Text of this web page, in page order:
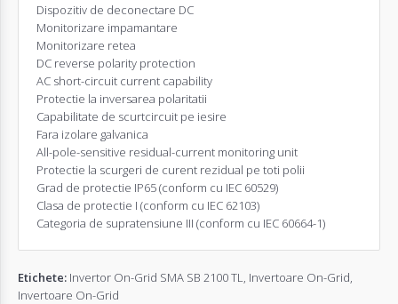
Dispozitiv de deconectare DC
Monitorizare impamantare
Monitorizare retea
DC reverse polarity protection
AC short-circuit current capability
Protectie la inversarea polaritatii
Capabilitate de scurtcircuit pe iesire
Fara izolare galvanica
All-pole-sensitive residual-current monitoring unit
Protectie la scurgeri de curent rezidual pe toti polii
Grad de protectie IP65 (conform cu IEC 60529)
Clasa de protectie I (conform cu IEC 62103)
Categoria de supratensiune III (conform cu IEC 60664-1)
Etichete: Invertor On-Grid SMA SB 2100 TL Invertoare On-Grid
Invertoare On-Grid